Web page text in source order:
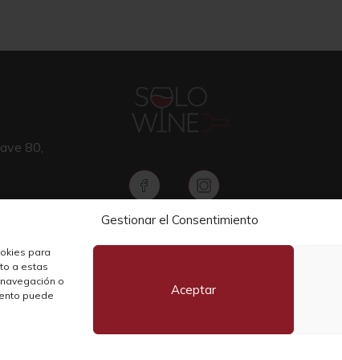
Gestionar el Consentimiento
para
a estas
o
puede
Aceptar
80,